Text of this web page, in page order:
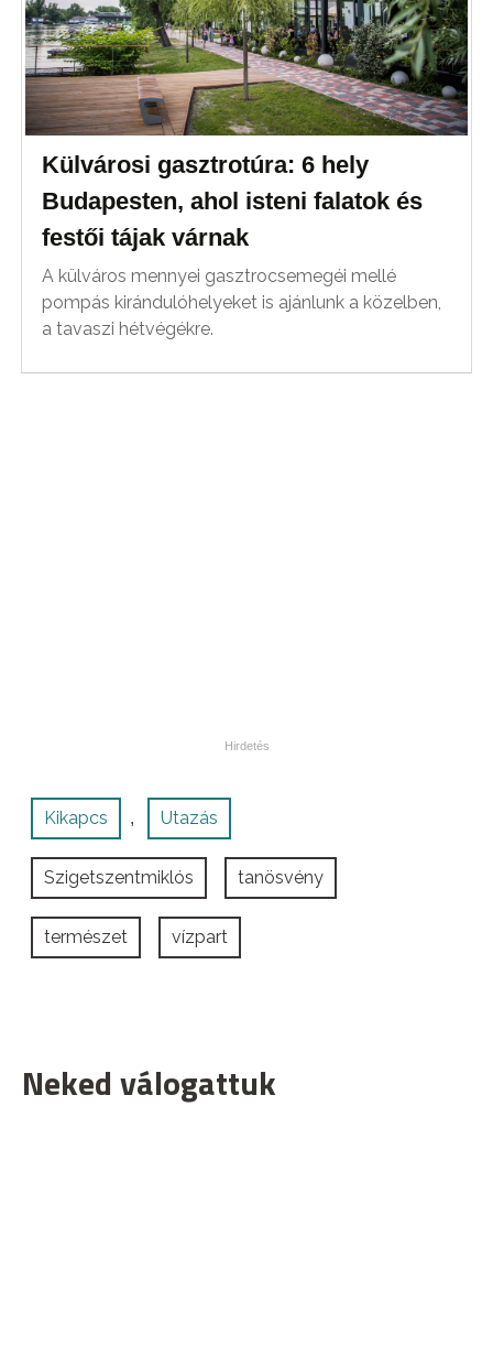
Külvárosi gasztrotúra: 6 hely
Budapesten, ahol isteni falatok és
festői tájak várnak
A külváros mennyei gasztrocsemegéi mellé
pompás kirándulóhelyeket is ajánlunk a közelben,
a tavaszi hétvégékre.
Kikapcs , Utazás
Szigetszentmiklós tanösvény
természet vízpart
Neked válogattuk